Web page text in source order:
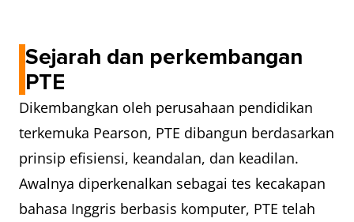
Sejarah dan perkembangan
PTE
Dikembangkan oleh perusahaan pendidikan
terkemuka Pearson, PTE dibangun berdasarkan
prinsip efisiensi, keandalan, dan keadilan.
Awalnya diperkenalkan sebagai tes kecakapan
bahasa Inggris berbasis komputer, PTE telah